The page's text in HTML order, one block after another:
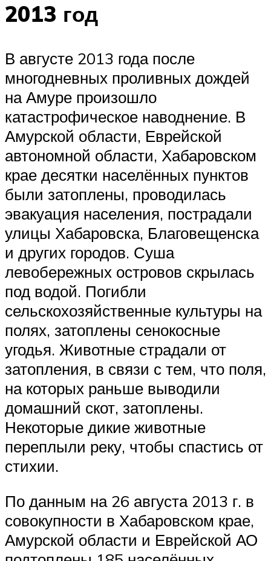
2013 год
В августе 2013 года после
многодневных проливных дождей
на Амуре произошло
катастрофическое наводнение. В
Амурской области, Еврейской
автономной области, Хабаровском
крае десятки населённых пунктов
были затоплены, проводилась
эвакуация населения, пострадали
улицы Хабаровска, Благовещенска
и других городов. Суша
левобережных островов скрылась
под водой. Погибли
сельскохозяйственные культуры на
полях, затоплены сенокосные
угодья. Животные страдали от
затопления, в связи с тем, что поля,
на которых раньше выводили
домашний скот, затоплены.
Некоторые дикие животные
переплыли реку, чтобы спастись от
стихии.
По данным на 26 августа 2013 г. в
совокупности в Хабаровском крае,
Амурской области и Еврейской АО